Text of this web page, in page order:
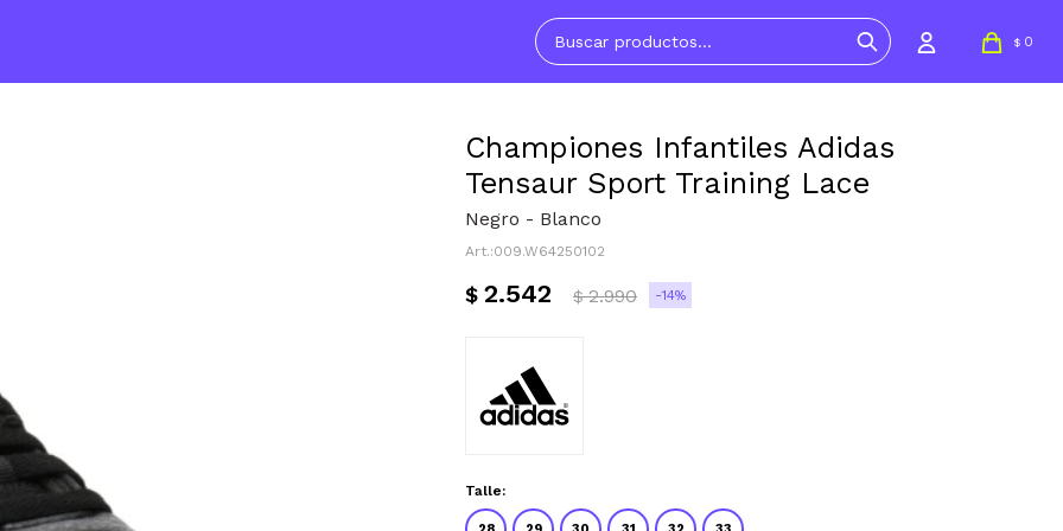
$ 0
Championes Infantiles Adidas
Tensaur Sport Training Lace
Negro - Blanco
009.W64250102
$ 2.542 $ 2.990 14
Talle: